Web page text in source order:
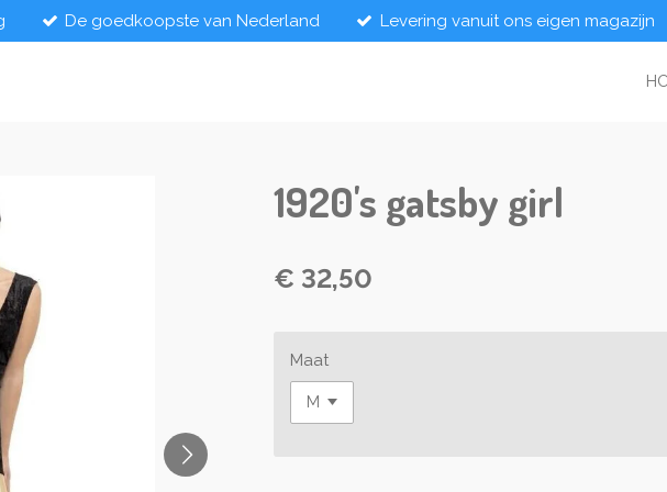
De goedkoopste van Nederland Levering vanuit ons eigen magazijn
1920's gatsby girl
€ 32,50
Maat